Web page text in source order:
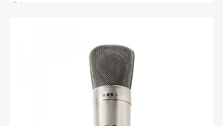
Categorie: